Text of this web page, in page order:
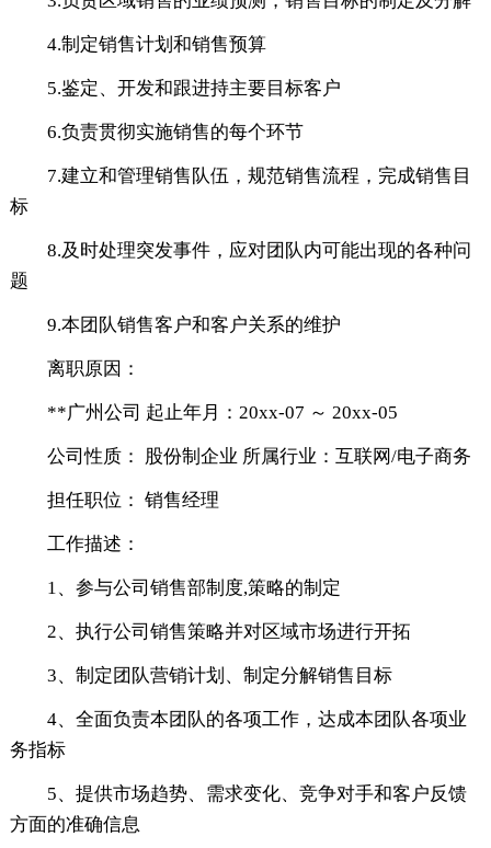
4.制定销售计划和销售预算
5.鉴定、开发和跟进持主要目标客户
6.负责贯彻实施销售的每个环节
7.建立和管理销售队伍，规范销售流程，完成销售目
标
8.及时处理突发事件，应对团队内可能出现的各种问
题
9.本团队销售客户和客户关系的维护
离职原因：
**广州公司 起止年月：20xx-07 ～ 20xx-05
公司性质： 股份制企业 所属行业：互联网/电子商务
担任职位： 销售经理
工作描述：
1、参与公司销售部制度,策略的制定
2、执行公司销售策略并对区域市场进行开拓
3、制定团队营销计划、制定分解销售目标
4、全面负责本团队的各项工作，达成本团队各项业
务指标
5、提供市场趋势、需求变化、竞争对手和客户反馈
方面的准确信息